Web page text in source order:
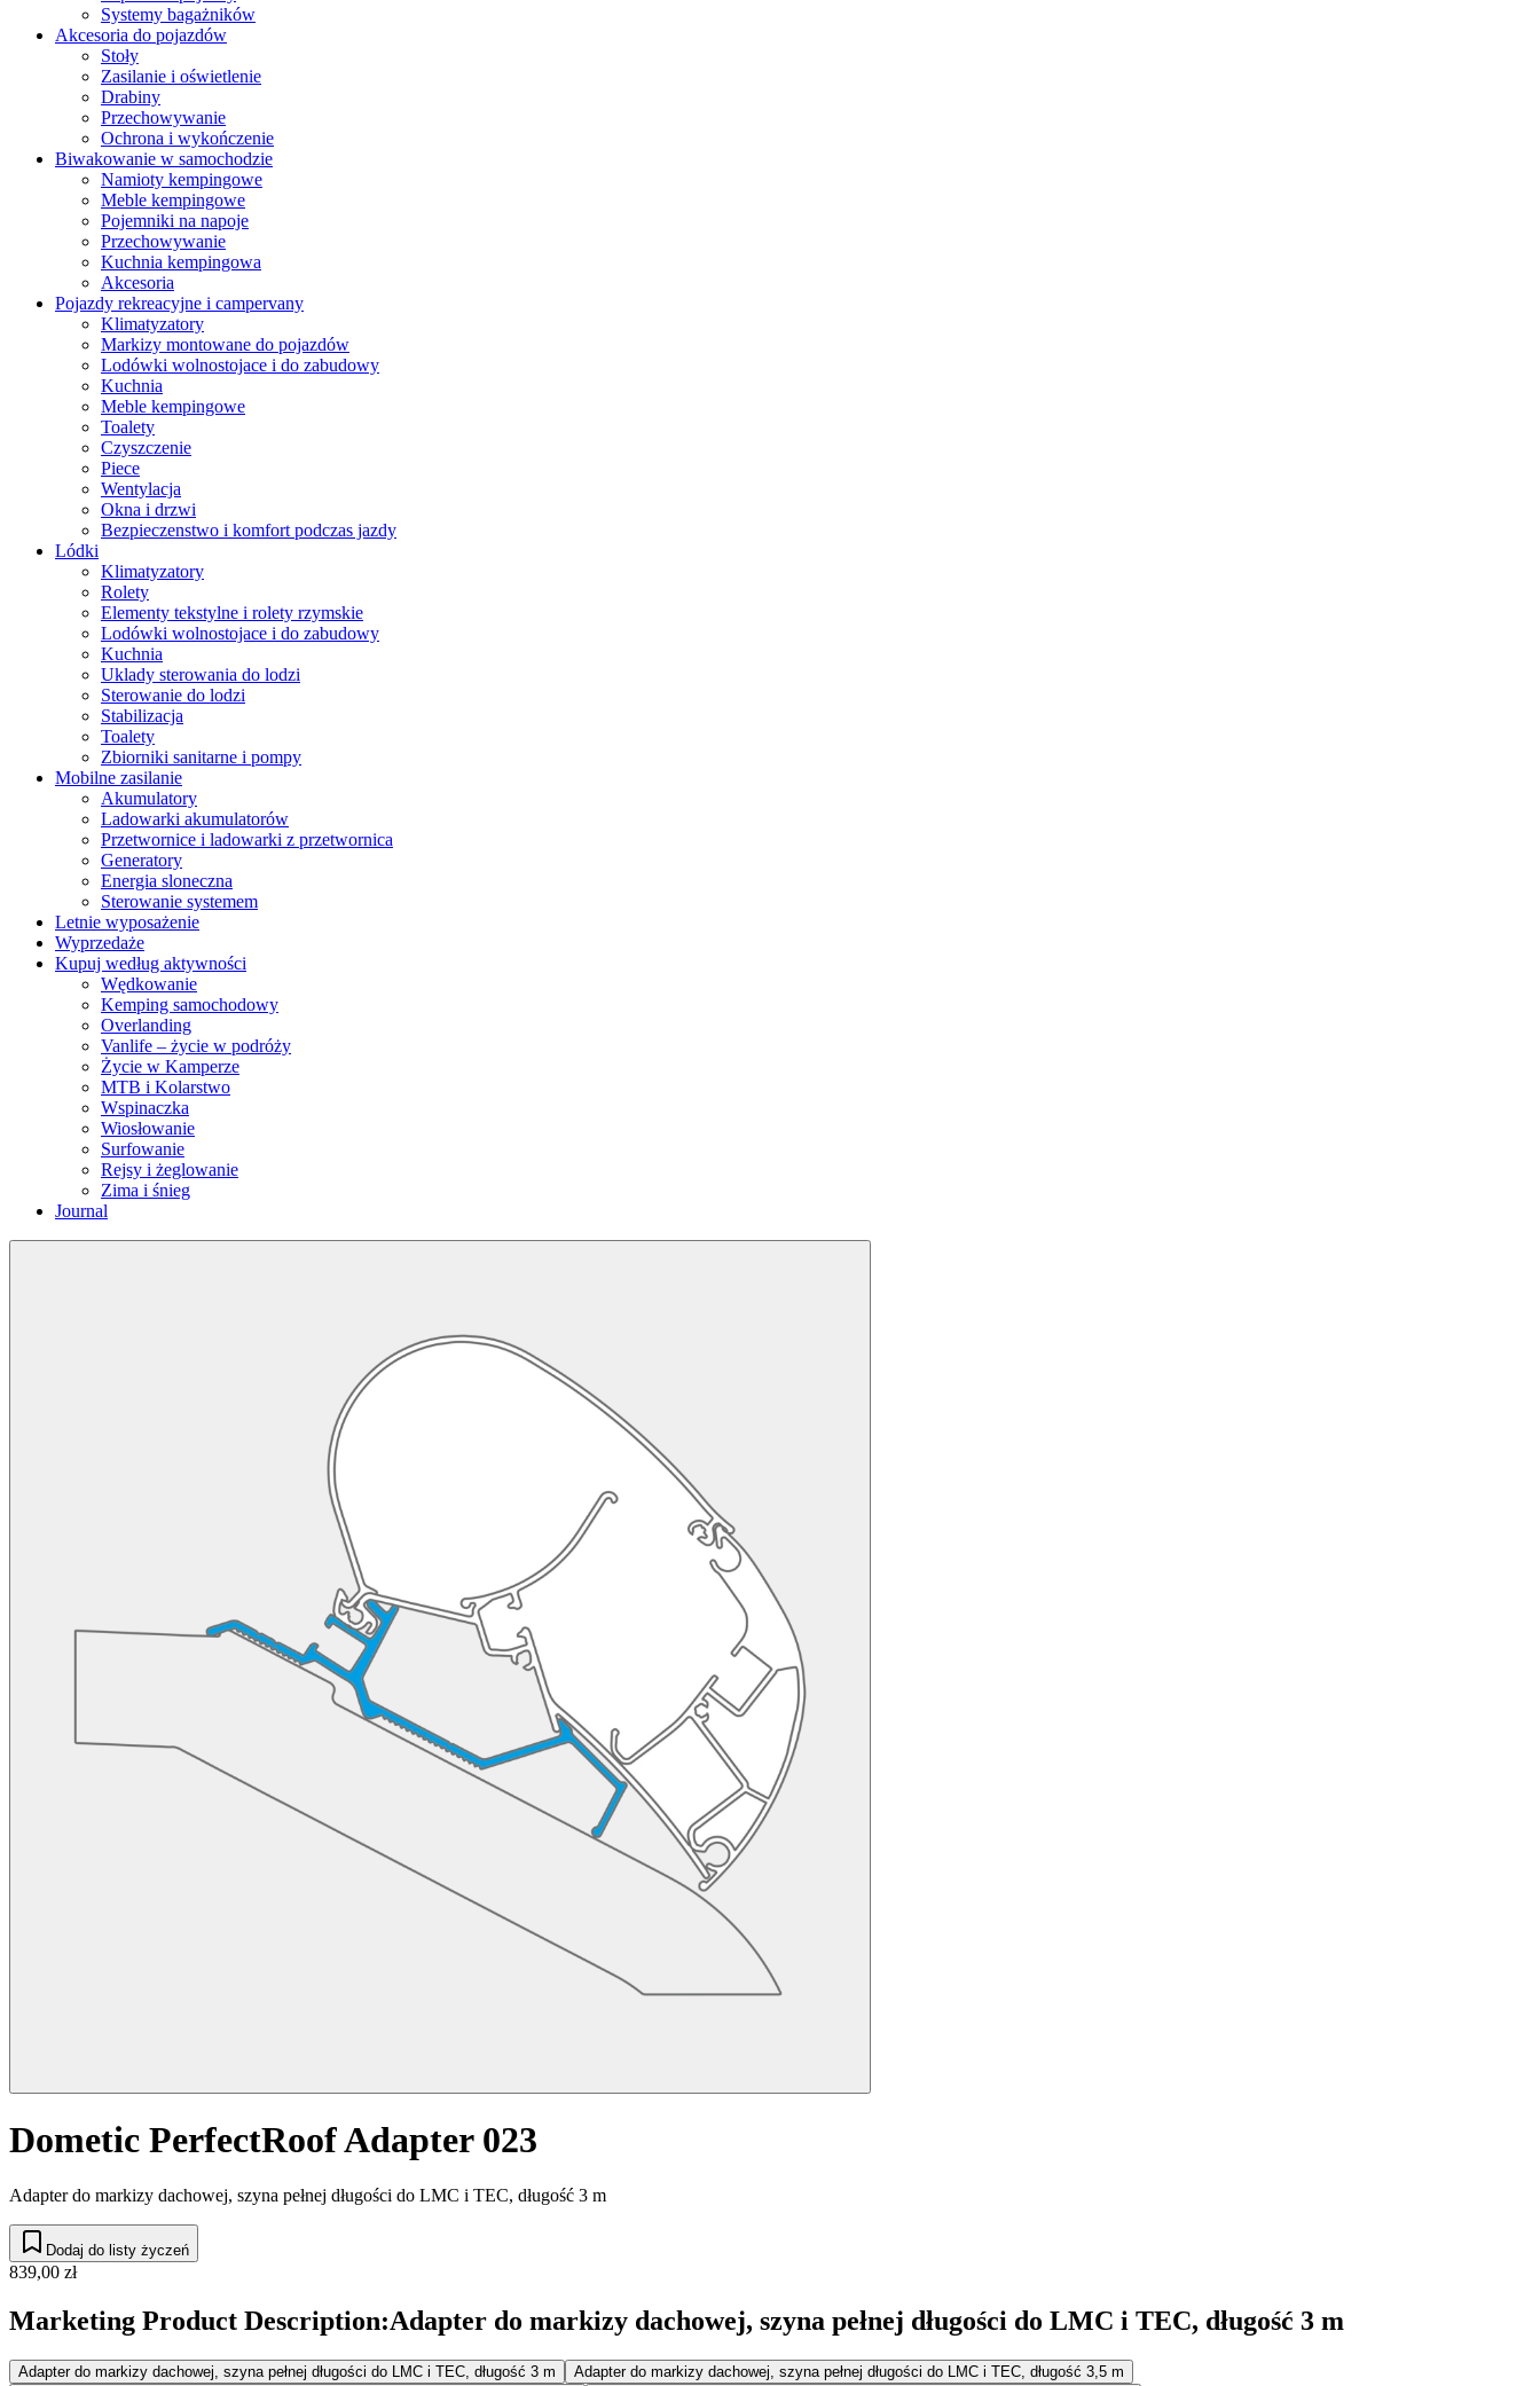
Systemy bagażników
Akcesoria do pojazdów
Stoły
Zasilanie i oświetlenie
Drabiny
Przechowywanie
Ochrona i wykończenie
Biwakowanie w samochodzie
Namioty kempingowe
Meble kempingowe
Pojemniki na napoje
Przechowywanie
Kuchnia kempingowa
Akcesoria
Pojazdy rekreacyjne i campervany
Klimatyzatory
Markizy montowane do pojazdów
Lodówki wolnostojace i do zabudowy
Kuchnia
Meble kempingowe
Toalety
Czyszczenie
Piece
Wentylacja
Okna i drzwi
Bezpieczenstwo i komfort podczas jazdy
Lódki
Klimatyzatory
Rolety
Elementy tekstylne i rolety rzymskie
Lodówki wolnostojace i do zabudowy
Kuchnia
Uklady sterowania do lodzi
Sterowanie do lodzi
Stabilizacja
Toalety
Zbiorniki sanitarne i pompy
Mobilne zasilanie
Akumulatory
Ladowarki akumulatorów
Przetwornice i ladowarki z przetwornica
Generatory
Energia sloneczna
Sterowanie systemem
Letnie wyposażenie
Wyprzedaże
Kupuj według aktywności
Wędkowanie
Kemping samochodowy
Overlanding
Vanlife – życie w podróży
Życie w Kamperze
MTB i Kolarstwo
Wspinaczka
Wiosłowanie
Surfowanie
Rejsy i żeglowanie
Zima i śnieg
Journal
Dometic PerfectRoof Adapter 023
Adapter do markizy dachowej, szyna pełnej długości do LMC i TEC, długość 3 m
Dodaj do listy życzeń
839,00 zł
Marketing Product Description:Adapter do markizy dachowej, szyna pełnej długości do LMC i TEC, długość 3 m
Adapter do markizy dachowej, szyna pełnej długości do LMC i TEC, długość 3 m Adapter do markizy dachowej, szyna pełnej długości do LMC i TEC, długość 3,5 m